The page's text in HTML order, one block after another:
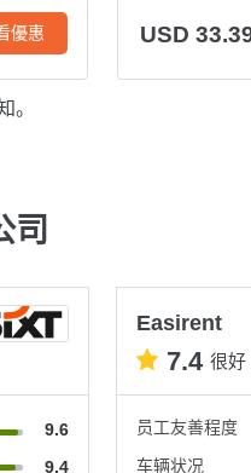
優惠 USD
。
司
9.6
9.4
Easirent
7.4 很好
员工友善程度
车辆状况